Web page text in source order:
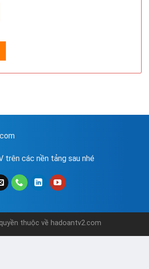
trên các nền tảng sau nhé
thuộc về hadoantv2.com